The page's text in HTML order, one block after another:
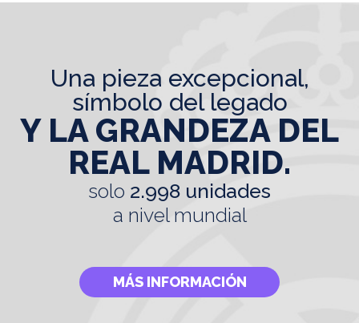
una pieza excepcional,
símbolo del legado
Y LA GRANDEZA DEL
REAL MADRID.
solo 2.998 unidades
a nivel mundial
MÁS INFORMACIÓN